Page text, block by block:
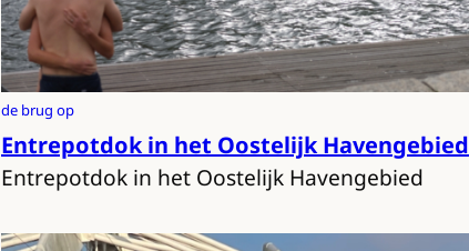
de brug op
Entrepotdok in het Oostelijk Havengebied
Entrepotdok in het Oostelijk Havengebied